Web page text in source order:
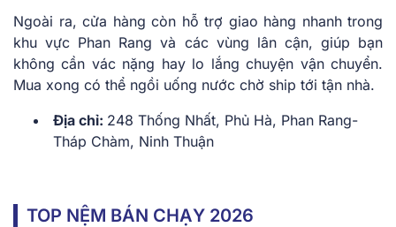
Ngoài ra, cửa hàng còn hỗ trợ giao hàng nhanh trong
khu vực Phan Rang và các vùng lân cận, giúp bạn
không cần vác nặng hay lo lắng chuyện vận chuyển.
Mua xong có thể ngồi uống nước chờ ship tới tận nhà.
Địa chỉ: 248 Thống Nhất, Phủ Hà, Phan Rang-
Tháp Chàm, Ninh Thuận
TOP NỆM BÁN CHẠY 2026